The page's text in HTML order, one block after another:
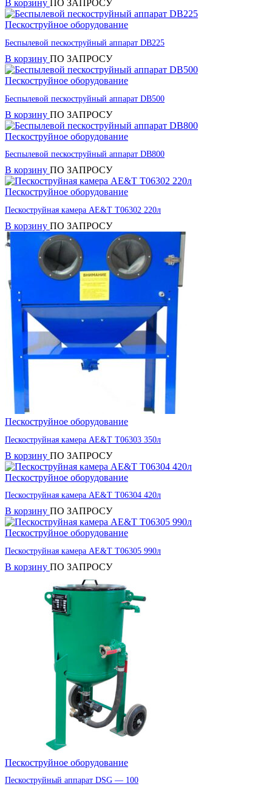
В корзину ПО ЗАПРОСУ
Пескоструйное оборудование
Беспылевой пескоструйный аппарат DB225
В корзину ПО ЗАПРОСУ
Пескоструйное оборудование
Беспылевой пескоструйный аппарат DB500
В корзину ПО ЗАПРОСУ
Пескоструйное оборудование
Беспылевой пескоструйный аппарат DB800
В корзину ПО ЗАПРОСУ
Пескоструйное оборудование
Пескоструйная камера AE&T T06302 220л
В корзину ПО ЗАПРОСУ
Пескоструйное оборудование
Пескоструйная камера AE&T T06303 350л
В корзину ПО ЗАПРОСУ
Пескоструйное оборудование
Пескоструйная камера AE&T T06304 420л
В корзину ПО ЗАПРОСУ
Пескоструйное оборудование
Пескоструйная камера AE&T T06305 990л
В корзину ПО ЗАПРОСУ
Пескоструйное оборудование
Пескоструйный аппарат DSG — 100